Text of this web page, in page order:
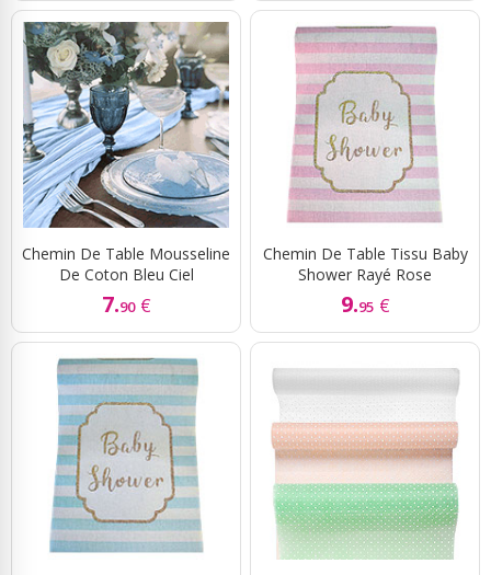
Chemin De Table Mousseline
De Coton Bleu Ciel
7.90 €
Chemin De Table Tissu Baby
Shower Rayé Rose
9.95 €